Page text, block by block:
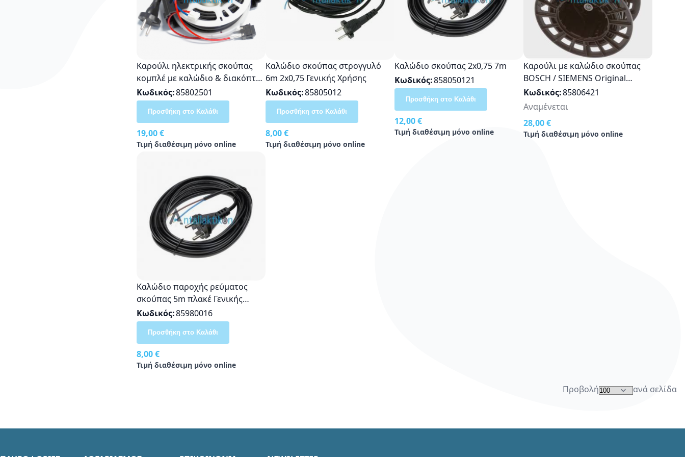
Καρούλι ηλεκτρικής σκούπας
κομπλέ με καλώδιο & διακόπτη
ROWENTA RO68, RO69, RO72,
Original RS-2230000327
Κωδικός 85802501
19,00 €
Τιμή διαθέσιμη μόνο online
Προσθήκη στο Καλάθι
Καλώδιο σκούπας στρογγυλό
6m 2x0,75 Γενικής Χρήσης
Κωδικός 85805012
8,00 €
Τιμή διαθέσιμη μόνο online
Προσθήκη στο Καλάθι
Καλώδιο σκούπας 2x0,75 7m
Κωδικός 858050121
12,00 €
Τιμή διαθέσιμη μόνο online
Προσθήκη στο Καλάθι
Καρούλι με καλώδιο σκούπας
BOSCH / SIEMENS Original
12026516
Κωδικός 85806421
28,00 €
Τιμή διαθέσιμη μόνο online
Αναμένεται
Καλώδιο παροχής ρεύματος
σκούπας 5m πλακέ Γενικής
χρήσης
Κωδικός 85980016
8,00 €
Τιμή διαθέσιμη μόνο online
Προσθήκη στο Καλάθι
Προβολή ανά σελίδα